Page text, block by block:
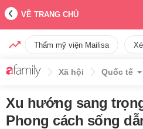
VỀ TRANG CHỦ
Thẩm mỹ viện Mailisa
Xã hội Quốc tế
Xu hướng sang
Phong cách sống